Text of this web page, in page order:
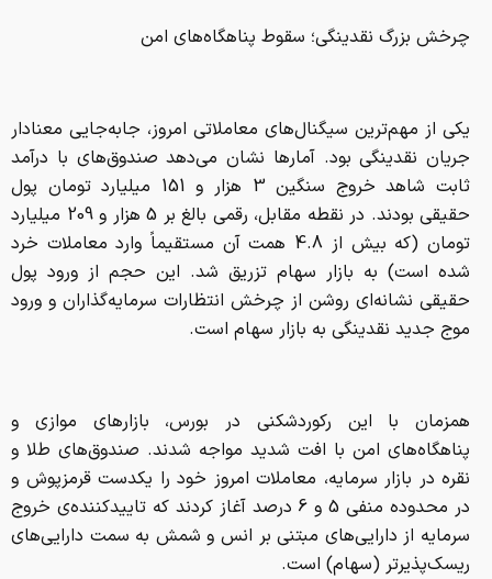
چرخش بزرگ نقدینگی؛ سقوط پناهگاه‌های امن
یکی از مهم‌ترین سیگنال‌های معاملاتی امروز، جابه‌جایی معنادار
جریان نقدینگی بود. آمارها نشان می‌دهد صندوق‌های با درآمد
ثابت شاهد خروج سنگین 3 هزار و 151 میلیارد تومان پول
حقیقی بودند. در نقطه مقابل، رقمی بالغ بر 5 هزار و 209 میلیارد
تومان (که بیش از 4.8 همت آن مستقیماً وارد معاملات خرد
شده است) به بازار سهام تزریق شد. این حجم از ورود پول
حقیقی نشانه‌ای روشن از چرخش انتظارات سرمایه‌گذاران و ورود
موج جدید نقدینگی به بازار سهام است.
همزمان با این رکوردشکنی در بورس، بازارهای موازی و
پناهگاه‌های امن با افت شدید مواجه شدند. صندوق‌های طلا و
نقره در بازار سرمایه، معاملات امروز خود را یکدست قرمزپوش و
در محدوده منفی 5 و 6 درصد آغاز کردند که تاییدکننده‌ی خروج
سرمایه از دارایی‌های مبتنی بر انس و شمش به سمت دارایی‌های
ریسک‌پذیرتر (سهام) است.